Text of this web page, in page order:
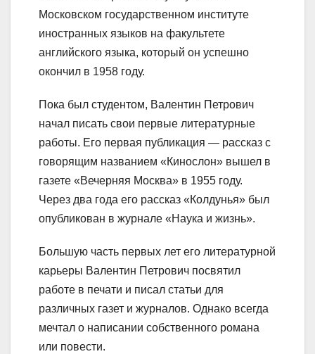
Московском государственном институте
иностранных языков на факультете
английского языка, который он успешно
окончил в 1958 году.
Пока был студентом, Валентин Петрович
начал писать свои первые литературные
работы. Его первая публикация — рассказ с
говорящим названием «Кинослон» вышел в
газете «Вечерняя Москва» в 1955 году.
Через два года его рассказ «Колдунья» был
опубликован в журнале «Наука и жизнь».
Большую часть первых лет его литературной
карьеры Валентин Петрович посвятил
работе в печати и писал статьи для
различных газет и журналов. Однако всегда
мечтал о написании собственного романа
или повести.